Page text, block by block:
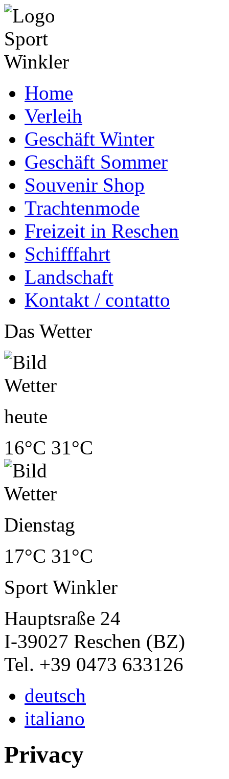
Home
Verleih
Geschäft Winter
Geschäft Sommer
Souvenir Shop
Trachtenmode
Freizeit in Reschen
Schifffahrt
Landschaft
Kontakt / contatto
Das Wetter
heute
16°C 31°C
Dienstag
17°C 31°C
Sport Winkler
Hauptsraße 24
I-39027 Reschen (BZ)
Tel. +39 0473 633126
deutsch
italiano
Privacy